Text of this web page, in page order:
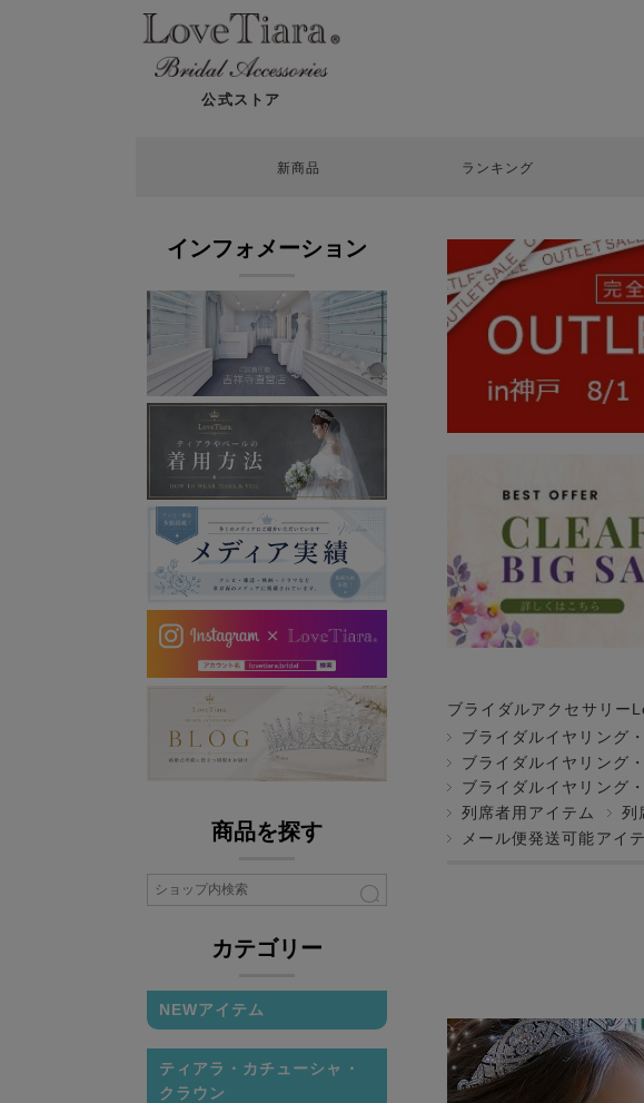
公式ストア
新商品 ランキング
ブライダルアクセサリー
ブライダルイヤリング
ブライダルイヤリング
ブライダルイヤリング
列席者用アイテム
列
メール便発送可能アイ
インフォメーション
商品を探す
カテゴリー
NEWアイテム
ティアラ・カチューシャ・
クラウン